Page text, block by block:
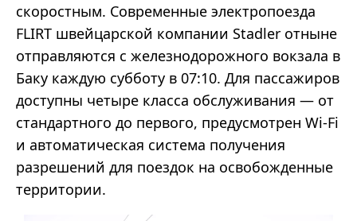
скоростным. Современные электропоезда
FLIRT швейцарской компании Stadler отныне
отправляются с железнодорожного вокзала в
Баку каждую субботу в 07:10. Для пассажиров
доступны четыре класса обслуживания — от
стандартного до первого, предусмотрен Wi-Fi
и автоматическая система получения
разрешений для поездок на освобожденные
территории.